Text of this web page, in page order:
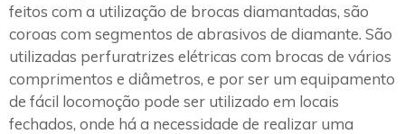
feitos com a utilização de brocas diamantadas, são
coroas com segmentos de abrasivos de diamante. São
utilizadas perfuratrizes elétricas com brocas de vários
comprimentos e diâmetros, e por ser um equipamento
de fácil locomoção pode ser utilizado em locais
fechados, onde há a necessidade de realizar uma